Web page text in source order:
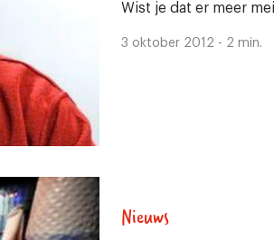
Wist je dat er meer
3 oktober 2012 - 2 min.
Nieuws